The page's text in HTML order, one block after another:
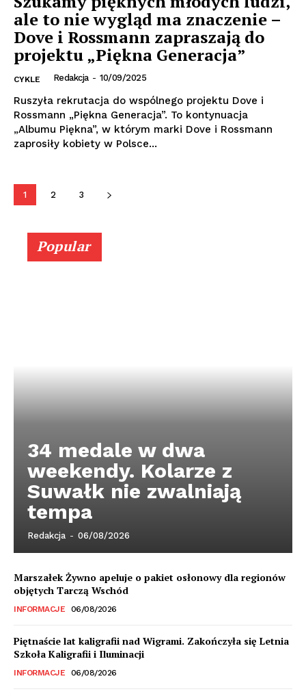
ale to nie wygląd ma znaczenie –
Dove i Rossmann zapraszają do
projektu „Piękna Generacja”
CYKLE Redakcja - 10/09/2025
Ruszyła rekrutacja do wspólnego projektu Dove i
Rossmann „Piękna Generacja”. To kontynuacja
„Albumu Piękna”, w którym marki Dove i Rossmann
zaprosiły kobiety w Polsce...
1 2 3
Popular
34 medale w dwa
weekendy. Kolarze z
Suwałk nie zwalniają
tempa
Redakcja - 06/08/2026
Marszałek Żywno apeluje o pakiet osłonowy dla regionów
objętych Tarczą Wschód
INFORMACJE 06/08/2026
Piętnaście lat kaligrafii nad Wigrami. Zakończyła się Letnia
Szkoła Kaligrafii i Iluminacji
INFORMACJE 06/08/2026